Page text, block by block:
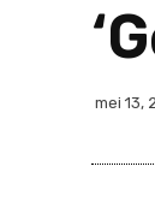
mei 13,